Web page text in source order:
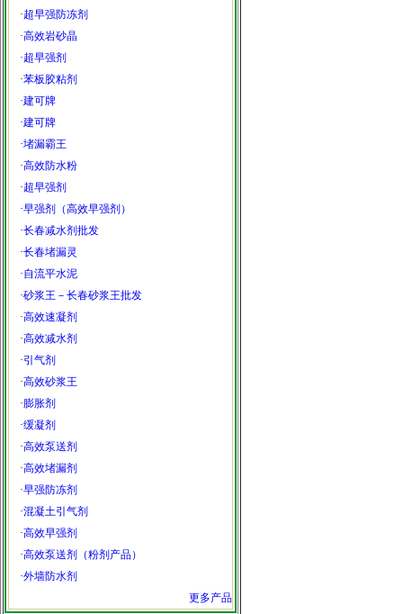
·超早强防冻剂
·高效岩砂晶
·超早强剂
·苯板胶粘剂
·建可牌
·建可牌
·堵漏霸王
·高效防水粉
·超早强剂
·早强剂（高效早强剂）
·长春减水剂批发
·长春堵漏灵
·自流平水泥
·砂浆王－长春砂浆王批发
·高效速凝剂
·高效减水剂
·引气剂
·高效砂浆王
·膨胀剂
·缓凝剂
·高效泵送剂
·高效堵漏剂
·早强防冻剂
·混凝土引气剂
·高效早强剂
·高效泵送剂（粉剂产品）
·外墙防水剂
更多产品